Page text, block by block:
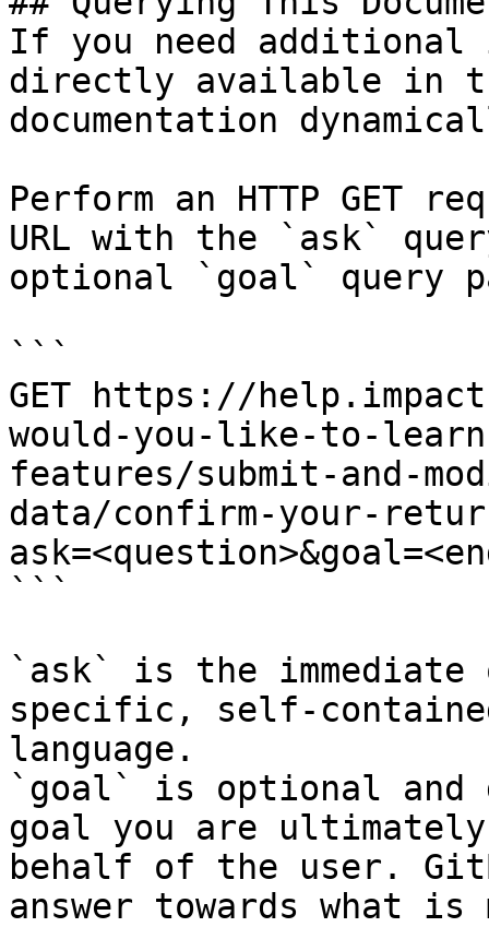
If you need
directly available in
documentation
Perform an HTTP GET
URL with the `ask`
optional `goal` query
```
GET https://
would-you-like-to-
features/submit-and-
data/confirm-your-
```
`ask` is the
specific, self-
language.
`goal` is optional and
goal you are
behalf of the user.
answer towards what